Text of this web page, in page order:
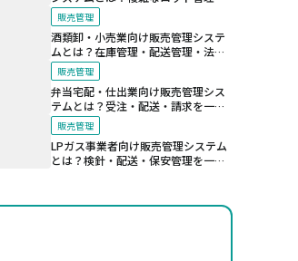
法規制対応を支える仕組み
販売管理
酒類卸・小売業向け販売管理システ
ムとは？在庫管理・配送管理・法令
対応を効率化する仕組み
販売管理
弁当宅配・仕出業向け販売管理シス
テムとは？受注・配送・請求を一元
化する仕組み
販売管理
LPガス事業者向け販売管理システム
とは？検針・配送・保安管理を一元